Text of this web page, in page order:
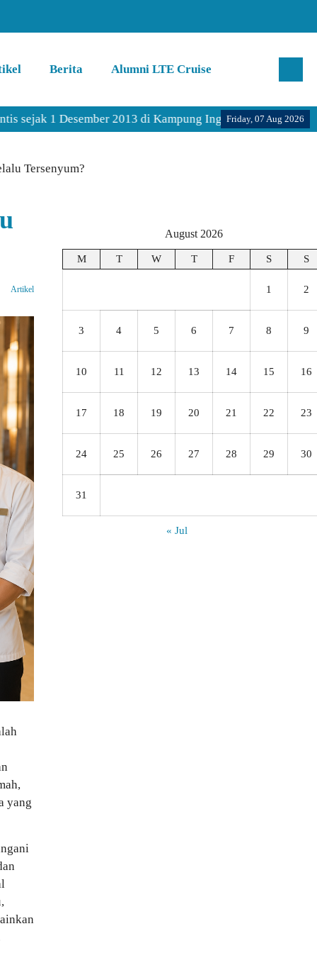
Berita Alumni LTE Cruise
Friday, 07 Aug 2026
1 Desember 2013 di Kampung Inggris Pare Kediri.
Tersenyum?
Artikel
yang
August 2026
M T W T F S S
1 2
3 4 5 6 7 8 9
10 11 12 13 14 15 16
17 18 19 20 21 22 23
24 25 26 27 28 29 30
31
« Jul